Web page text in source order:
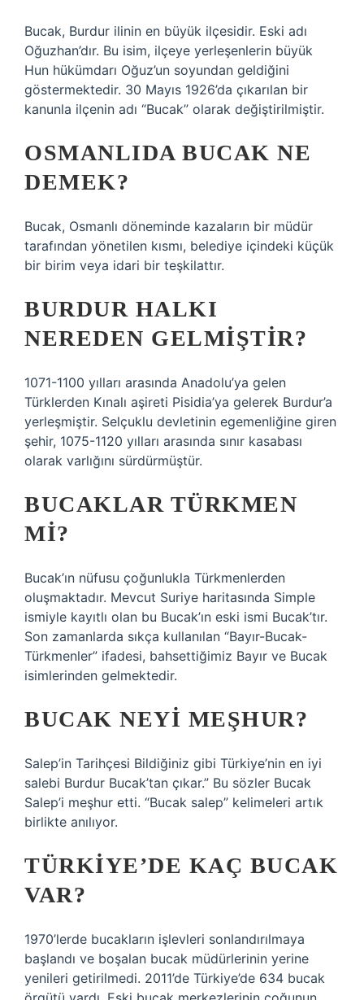
Bucak, Burdur ilinin en büyük ilçesidir. Eski adı
Oğuzhan’dır. Bu isim, ilçeye yerleşenlerin büyük
Hun hükümdarı Oğuz’un soyundan geldiğini
göstermektedir. 30 Mayıs 1926’da çıkarılan bir
kanunla ilçenin adı “Bucak” olarak değiştirilmiştir.
OSMANLIDA BUCAK NE
DEMEK?
Bucak, Osmanlı döneminde kazaların bir müdür
tarafından yönetilen kısmı, belediye içindeki küçük
bir birim veya idari bir teşkilattır.
BURDUR HALKI
NEREDEN GELMIŞTIR?
1071-1100 yılları arasında Anadolu’ya gelen
Türklerden Kınalı aşireti Pisidia’ya gelerek Burdur’a
yerleşmiştir. Selçuklu devletinin egemenliğine giren
şehir, 1075-1120 yılları arasında sınır kasabası
olarak varlığını sürdürmüştür.
BUCAKLAR TÜRKMEN
MI?
Bucak’ın nüfusu çoğunlukla Türkmenlerden
oluşmaktadır. Mevcut Suriye haritasında Simple
ismiyle kayıtlı olan bu Bucak’ın eski ismi Bucak’tır.
Son zamanlarda sıkça kullanılan “Bayır-Bucak-
Türkmenler” ifadesi, bahsettiğimiz Bayır ve Bucak
isimlerinden gelmektedir.
BUCAK NEYI MEŞHUR?
Salep’in Tarihçesi Bildiğiniz gibi Türkiye’nin en iyi
salebi Burdur Bucak’tan çıkar.” Bu sözler Bucak
Salep’i meşhur etti. “Bucak salep” kelimeleri artık
birlikte anılıyor.
TÜRKIYE’DE KAÇ BUCAK
VAR?
1970’lerde bucakların işlevleri sonlandırılmaya
başlandı ve boşalan bucak müdürlerinin yerine
yenileri getirilmedi. 2011’de Türkiye’de 634 bucak